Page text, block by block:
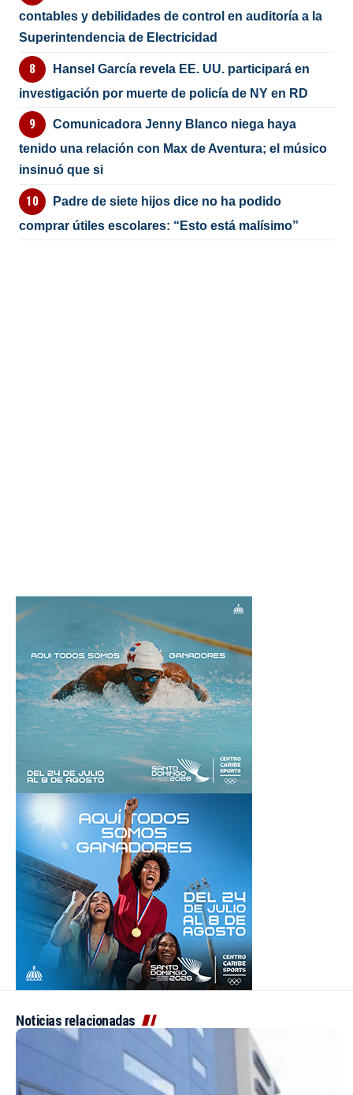
contables y debilidades de control en auditoría a la
Superintendencia de Electricidad
Hansel García revela EE. UU. participará en
investigación por muerte de policía de NY en RD
Comunicadora Jenny Blanco niega haya
tenido una relación con Max de Aventura; el músico
insinuó que si
Padre de siete hijos dice no ha podido
comprar útiles escolares: “Esto está malísimo”
Noticias relacionadas